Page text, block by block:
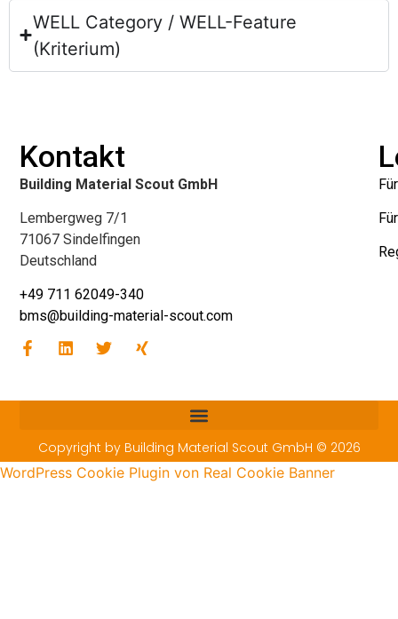
WELL Category / WELL-Feature
(Kriterium)
Kontakt
Building Material Scout GmbH
Lembergweg 7/1
71067 Sindelfingen
Deutschland
+49 711 62049-340
bms@building-material-scout.com
Copyright by Building Material Scout GmbH © 2026
WordPress Cookie Plugin von Real Cookie Banner